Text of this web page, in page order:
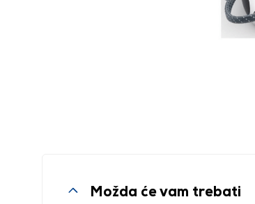
Možda će vam trebati